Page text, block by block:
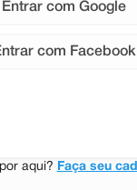
entrar com Google
entrar com Facebook